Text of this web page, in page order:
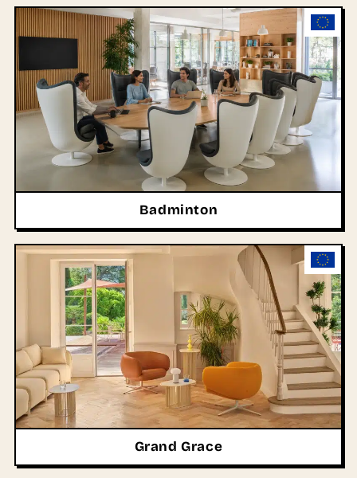
Badminton
Grand Grace